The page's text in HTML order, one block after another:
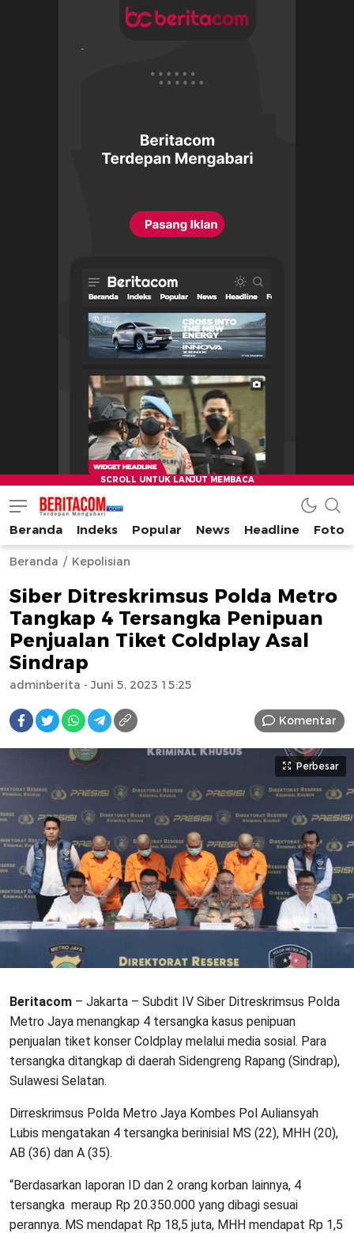
beritacom.com
bestnews
Beranda Indeks Popular News Headline Foto
Beranda Kepolisian
Siber Ditreskrimsus Polda Metro
Tangkap 4 Tersangka Penipuan
Penjualan Tiket Coldplay Asal
Sindrap
adminberita - Juni 5, 2023 15:25
Komentar
Perbesar
Beritacom – Jakarta – Subdit IV Siber Ditreskrimsus Polda
Metro Jaya menangkap 4 tersangka kasus penipuan
penjualan tiket konser Coldplay melalui media sosial. Para
tersangka ditangkap di daerah Sidengreng Rapang (Sindrap),
Sulawesi Selatan.
Dirreskrimsus Polda Metro Jaya Kombes Pol Auliansyah
Lubis mengatakan 4 tersangka berinisial MS (22), MHH (20),
AB (36) dan A (35).
“Berdasarkan laporan ID dan 2 orang korban lainnya, 4
tersangka meraup Rp 20.350.000 yang dibagi sesuai
perannya. MS mendapat Rp 18,5 juta, MHH mendapat Rp 1,5